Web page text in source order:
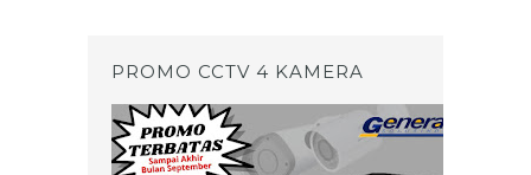
PROMO CCTV 4 KAMERA